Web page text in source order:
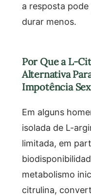
a resposta
durar menos.
Por Que a L-
Alternativa
Impotência
Em alguns
isolada de L-
limitada, em
metabolismo
citrulina,